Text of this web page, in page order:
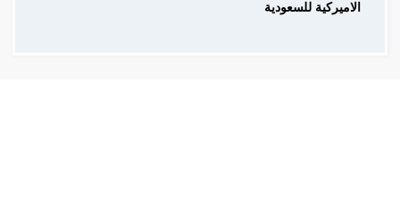
الاميركية للسعودية